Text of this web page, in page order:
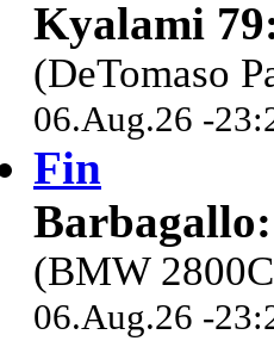
Kyalami
(DeTomaso
06.Aug.26 -
Fin
(BMW
06.Aug.26 -